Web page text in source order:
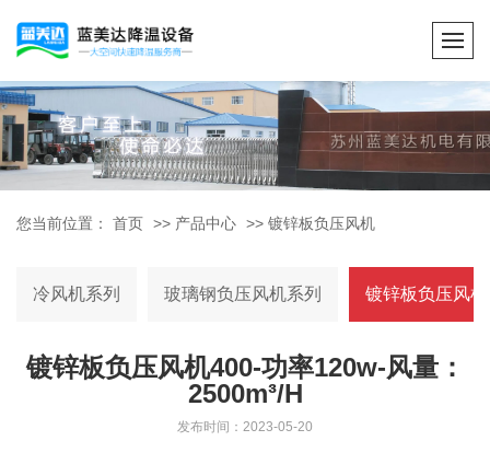
您当前位置： 首页 >> 产品中心 >> 镀锌板负压风机
冷风机系列 玻璃钢负压风机系列 镀锌板负压风机
镀锌板负压风机400-功率120w-风量：
2500m³/H
发布时间：2023-05-20